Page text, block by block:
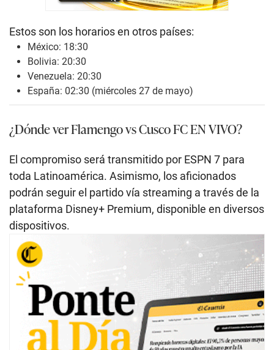
Estos son los horarios en otros países:
México: 18:30
Bolivia: 20:30
Venezuela: 20:30
España: 02:30 (miércoles 27 de mayo)
¿Dónde ver Flamengo vs Cusco FC EN VIVO?
El compromiso será transmitido por ESPN 7 para
toda Latinoamérica. Asimismo, los aficionados
podrán seguir el partido vía streaming a través de la
plataforma Disney+ Premium, disponible en diversos
dispositivos.